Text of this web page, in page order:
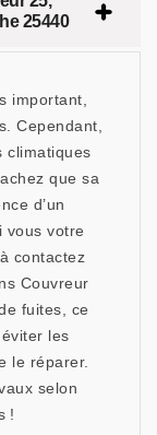
25440
important,
Cependant,
climatiques
que sa
d’un
vous votre
contactez
Couvreur
fuites, ce
les
le réparer.
selon
!